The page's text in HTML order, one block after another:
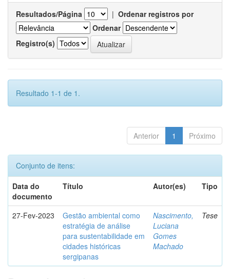
Resultados/Página | Ordenar registros por
Ordenar
Registro(s)
Resultado 1-1 de 1.
Anterior 1 Próximo
Conjunto de itens:
Data do
documento
Título Autor(es) Tipo
27-Fev-2023
Gestão ambiental como
estratégia de análise
para sustentabilidade em
cidades históricas
sergipanas
Nascimento,
Luciana
Gomes
Machado
Tese